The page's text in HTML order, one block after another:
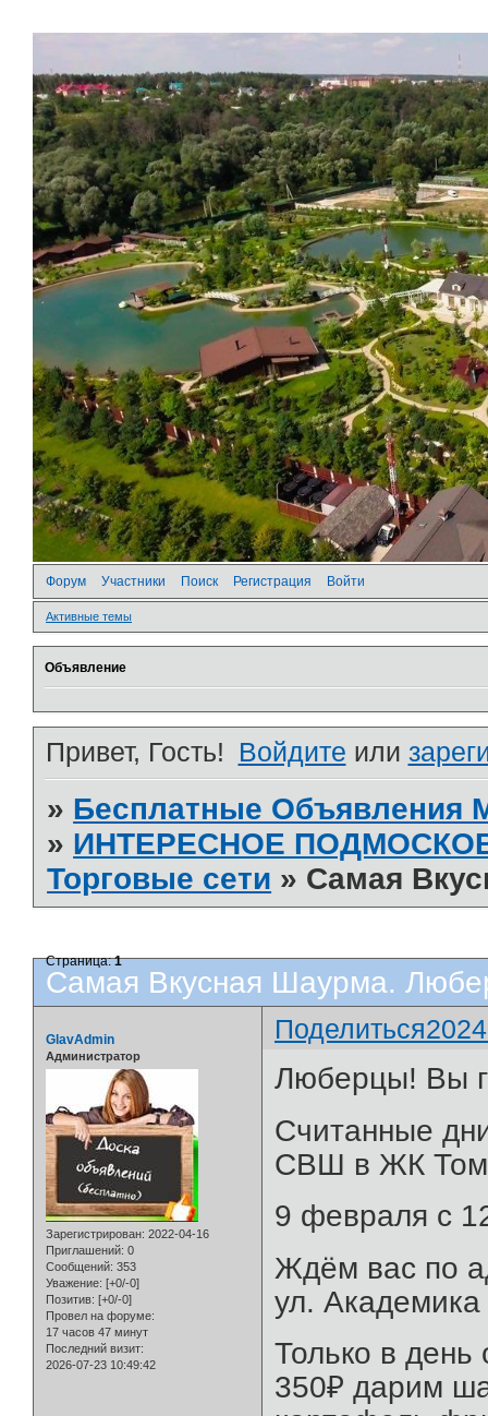
Форум Участники Поиск Регистрация Войти
Активные темы
Объявление
Привет, Гость! Войдите или
» Бесплатные
» ИНТЕРЕСНОЕ
Торговые сети » Самая
Самая Вкусная Шаурма.
Страница:1
Поделиться
GlavAdmin
Администратор
Зарегистрирован: 2022-04-16
Приглашений: 0
Сообщений: 353
Уважение: [+0/-0]
Позитив: [+0/-0]
Провел на форуме:
17 часов 47 минут
Последний визит:
2026-07-23 10:49:42
Люберцы! Вы
Считанные
СВШ в ЖК
9 февраля с
Ждём вас по
ул.
Только в день
350₽ дарим